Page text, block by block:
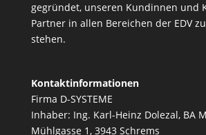
gegründet, unseren Kundinnen und
Partner in allen Bereichen der EDV
stehen.
Kontaktinformationen
Firma D-SYSTEME
Inhaber: Ing. Karl-Heinz Dolezal, BA
Mühlgasse 1, 3943 Schrems